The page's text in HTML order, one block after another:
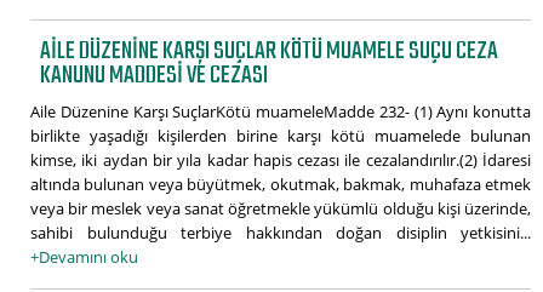
AILE DÜZENINE KARŞI SUÇLAR KÖTÜ MUAMELE SUÇU CEZA
KANUNU MADDESI VE CEZASI
Aile Düzenine Karşı SuçlarKötü muameleMadde 232- (1) Aynı konutta
birlikte yaşadığı kişilerden birine karşı kötü muamelede bulunan
kimse, iki aydan bir yıla kadar hapis cezası ile cezalandırılır.(2) İdaresi
altında bulunan veya büyütmek, okutmak, bakmak, muhafaza etmek
veya bir meslek veya sanat öğretmekle yükümlü olduğu kişi üzerinde,
sahibi bulunduğu terbiye hakkından doğan disiplin yetkisini...
+Devamını oku